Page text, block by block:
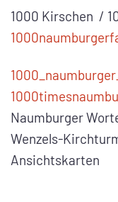
1000 Kirschen /
Naumburger
Wenzels-
Ansichtskarten